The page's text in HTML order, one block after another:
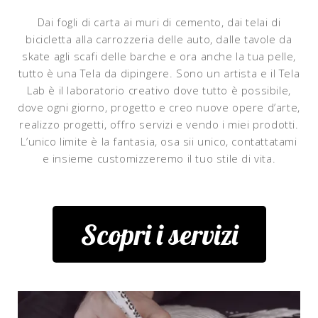
Dai fogli di carta ai muri di cemento, dai telai di
bicicletta alla carrozzeria delle auto, dalle tavole da
skate agli scafi delle barche e ora anche la tua pelle,
tutto è una Tela da dipingere. Sono un artista e il Tela
Lab è il laboratorio creativo dove tutto è possibile,
dove ogni giorno, progetto e creo nuove opere d’arte,
realizzo progetti, offro servizi e vendo i miei prodotti.
L’unico limite è la fantasia, osa sii unico, contattatami
e insieme customizzeremo il tuo stile di vita.
Scopri i servizi